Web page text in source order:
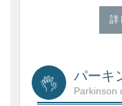
詳
パーキ
Parkinson